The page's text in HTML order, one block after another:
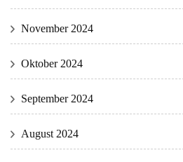
November 2024
Oktober 2024
September 2024
August 2024